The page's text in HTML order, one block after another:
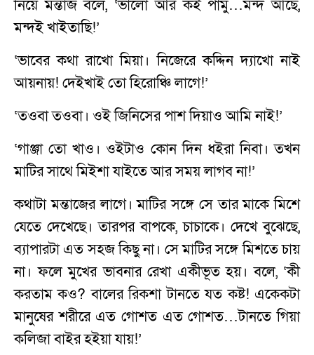
নিয়ে মন্তাজ বলে, ‘ভালো আর কই পামু…মন্দ আছে,
মন্দই খাইতাছি!’
‘ভাবের কথা রাখো মিয়া। নিজেরে কদ্দিন দ্যাখো নাই
আয়নায়! দেইখাই তো হিরোঞ্চি লাগে!’
‘তওবা তওবা। ওই জিনিসের পাশ দিয়াও আমি নাই!’
‘গাঞ্জা তো খাও। ওইটাও কোন দিন ধইরা নিবা। তখন
মাটির সাথে মিইশা যাইতে আর সময় লাগব না!’
কথাটা মন্তাজের লাগে। মাটির সঙ্গে সে তার মাকে মিশে
যেতে দেখেছে। তারপর বাপকে, চাচাকে। দেখে বুঝেছে,
ব্যাপারটা এত সহজ কিছু না। সে মাটির সঙ্গে মিশতে চায়
না। ফলে মুখের ভাবনার রেখা একীভূত হয়। বলে, ‘কী
করতাম কও? বালের রিকশা টানতে যত কষ্ট! একেকটা
মানুষের শরীরে এত গোশত এত গোশত…টানতে গিয়া
কলিজা বাইর হইয়া যায়!’